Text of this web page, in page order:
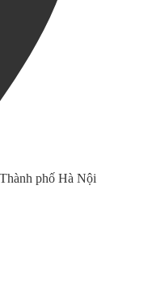
phố Hà Nội